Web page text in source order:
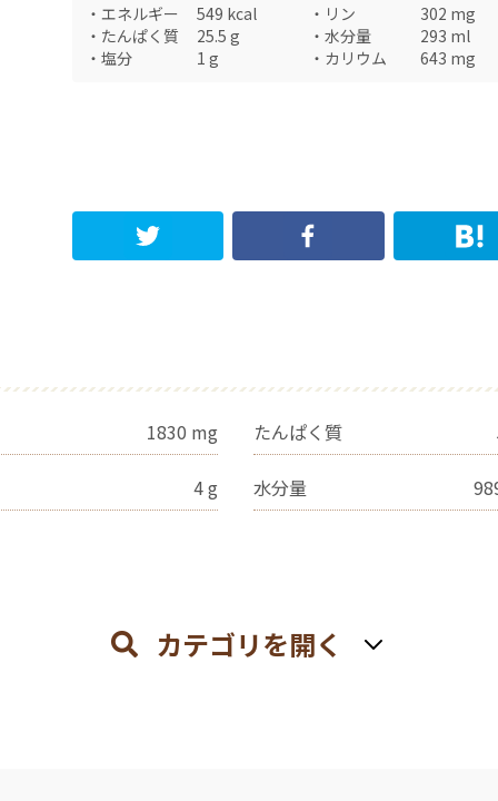
・ エネルギー 549 kcal ・ リン 302 mg
・ たんぱく質 25.5 g ・ 水分量 293 ml
・ 塩分 1 g ・ カリウム 643 mg
1830 mg たんぱく質
4g 水分量
カテゴリを開く